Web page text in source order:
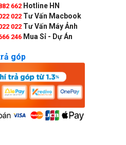
662 Hotline HN
022 Tư Vấn Macbook
022 Tư Vấn Máy Ảnh
246 Mua Sỉ - Dự Án
góp